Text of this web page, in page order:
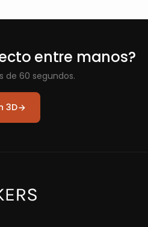
entre manos?
de 60 segundos.
3D